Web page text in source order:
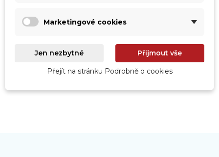
Prohlédnout
Marketingové cookies
Jen nezbytné Přijmout vše
Přejít na stránku Podrobně o cookies